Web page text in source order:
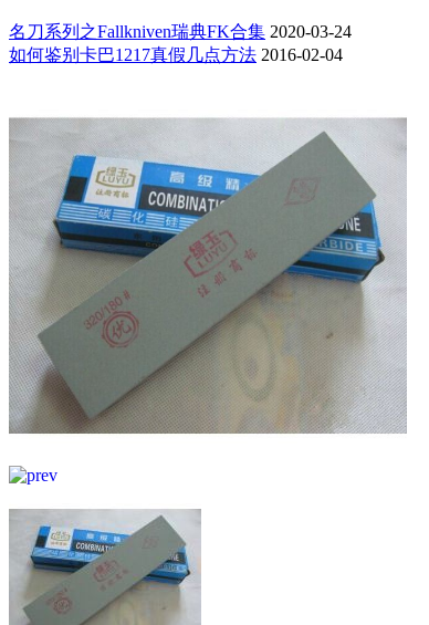
名刀系列之Fallkniven瑞典FK合集 2020-03-24
如何鉴别卡巴1217真假几点方法 2016-02-04